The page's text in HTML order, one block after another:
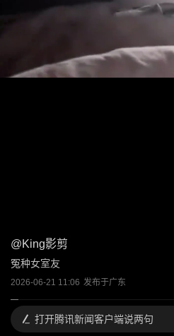
@King影剪
冤种女室友
2026-06-21 11:06 发布于广东
打开腾讯新闻客户端说两句